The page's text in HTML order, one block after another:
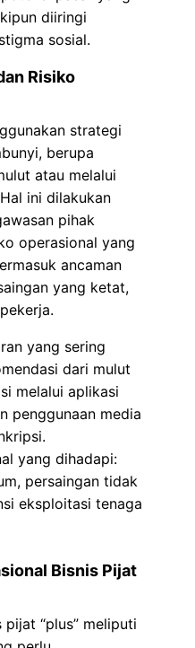
diiringi
sosial.
Risiko
strategi
berupa
atau melalui
ini dilakukan
pihak
operasional yang
ancaman
yang ketat,
yang sering
dari mulut
melalui aplikasi
penggunaan media
yang dihadapi:
persaingan tidak
eksploitasi tenaga
Bisnis Pijat
“plus” meliputi